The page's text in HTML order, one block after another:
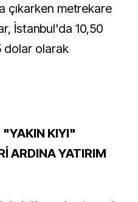
çıkarken metrekare
İstanbul'da 10,50
dolar olarak
"YAKIN KIYI"
ARDINA YATIRIM